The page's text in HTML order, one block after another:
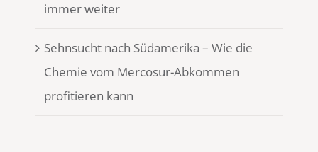
immer weiter
Sehnsucht nach Südamerika – Wie die
Chemie vom Mercosur-Abkommen
profitieren kann